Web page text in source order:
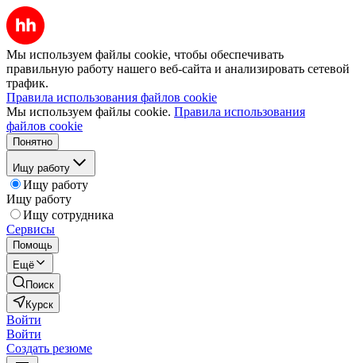
Мы используем файлы cookie, чтобы обеспечивать
правильную работу нашего веб-сайта и анализировать сетевой
трафик.
Правила использования файлов cookie
Мы используем файлы cookie. Правила использования
файлов cookie
Понятно
Ищу работу
Ищу работу
Ищу работу
Ищу сотрудника
Сервисы
Помощь
Ещё
Поиск
Курск
Войти
Войти
Создать резюме